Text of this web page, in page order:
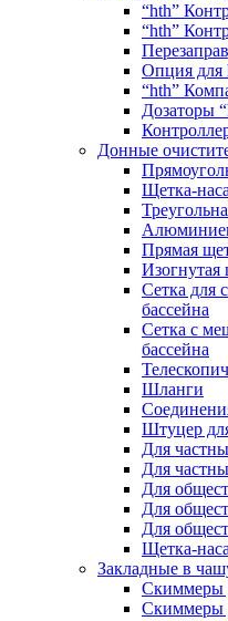
“hth”
“hth”
Опция для
“hth”
Дозаторы
Донные
Щетка-
Прямая
Изогнутая
Сетка для
бассейна
Сетка с
бассейна
Шланги
Штуцер
Для
Для
Для
Для
Для
Щетка-
Закладные в
Скиммеры
Скиммеры